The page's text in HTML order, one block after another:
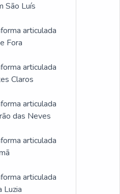
São Luís
articulada
Fora
articulada
Claros
articulada
das Neves
articulada
articulada
Luzia